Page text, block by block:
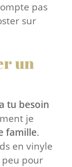
pas
sur
un
tu besoin
je
famille.
en vinyle
peu pour